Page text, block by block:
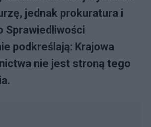
jednak prokuratura i
Sprawiedliwości
podkreślają: Krajowa
nie jest stroną tego